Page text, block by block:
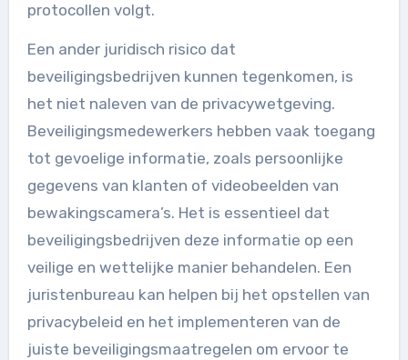
protocollen volgt.
Een ander juridisch risico dat
beveiligingsbedrijven kunnen tegenkomen, is
het niet naleven van de privacywetgeving.
Beveiligingsmedewerkers hebben vaak toegang
tot gevoelige informatie, zoals persoonlijke
gegevens van klanten of videobeelden van
bewakingscamera’s. Het is essentieel dat
beveiligingsbedrijven deze informatie op een
veilige en wettelijke manier behandelen. Een
juristenbureau kan helpen bij het opstellen van
privacybeleid en het implementeren van de
juiste beveiligingsmaatregelen om ervoor te